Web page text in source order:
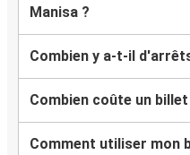
Manisa ?
Combien y a-t-il
Combien coûte un
Comment utiliser mon